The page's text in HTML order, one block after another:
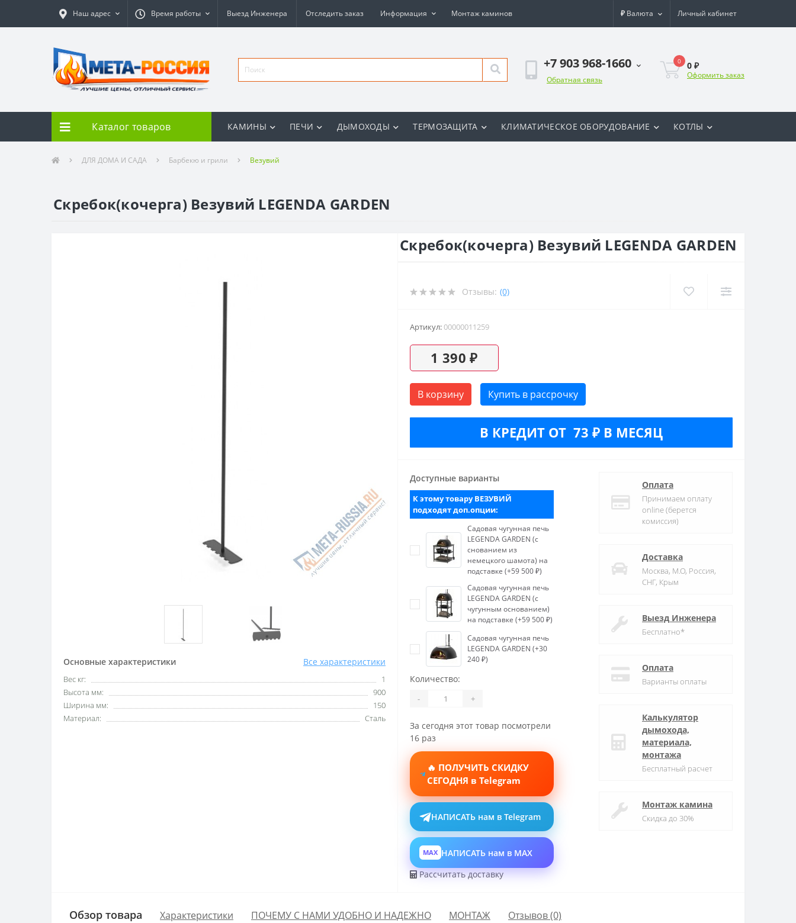
Наш адрес Время работы Выезд Инженера Отследить заказ Информация Монтаж каминов ₽ Валюта Личный кабинет
+7 903 968-1660
Обратная связь
0 0 ₽
Оформить заказ
Каталог товаров КАМИНЫ ПЕЧИ ДЫМОХОДЫ ТЕРМОЗАЩИТА КЛИМАТИЧЕСКОЕ ОБОРУДОВАНИЕ КОТЛЫ
ДЛЯ ДОМА И САДА Барбекю и грили Везувий
Скребок(кочерга) Везувий LEGENDA GARDEN
Основные характеристики Все характеристики
Вес кг:
1
Высота мм:
900
Ширина мм:
150
Материал:
Сталь
Скребок(кочерга) Везувий LEGENDA GARDEN
Отзывы: (0)
Артикул:00000011259
1 390 ₽
В корзину Купить в рассрочку
В КРЕДИТ ОТ 73 ₽ В МЕСЯЦ
Доступные варианты
К этому товару ВЕЗУВИЙ
подходят доп.опции:
Садовая чугунная печь
LEGENDA GARDEN (с
снованием из
немецкого шамота) на
подставке (+59 500 ₽)
Садовая чугунная печь
LEGENDA GARDEN (с
чугунным основанием)
на подставке (+59 500 ₽)
Садовая чугунная печь
LEGENDA GARDEN (+30
240 ₽)
Количество:
- +
За сегодня этот товар посмотрели
16 раз
🔥 ПОЛУЧИТЬ СКИДКУ
СЕГОДНЯ в Telegram
НАПИСАТЬ нам в Telegram
MAX НАПИСАТЬ нам в MAX
Рассчитать доставку
Оплата
Принимаем оплату
online (берется
комиссия)
Доставка
Москва, М.О, Россия,
СНГ, Крым
Выезд Инженера
Бесплатно*
Оплата
Варианты оплаты
Калькулятор
дымохода,
материала,
монтажа
Бесплатный расчет
Монтаж камина
Скидка до 30%
Обзор товара Характеристики ПОЧЕМУ С НАМИ УДОБНО И НАДЕЖНО МОНТАЖ Отзывов (0)